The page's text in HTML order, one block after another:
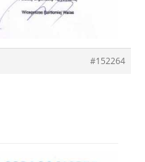
#152264